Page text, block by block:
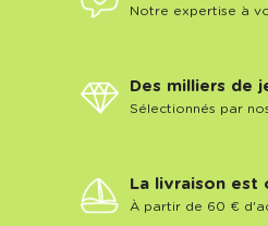
Notre expertise à
Des milliers de
Sélectionnés par
La livraison est
À partir de 60 €